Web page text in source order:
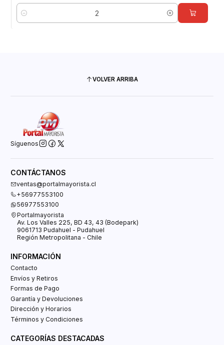
Cantidad
VOLVER ARRIBA
Síguenos
CONTÁCTANOS
ventas@portalmayorista.cl
+56977553100
56977553100
Portalmayorista
Av. Los Valles 225, BD 43, 43 (Bodepark)
9061713 Pudahuel - Pudahuel
Región Metropolitana - Chile
INFORMACIÓN
Contacto
Envíos y Retiros
Formas de Pago
Garantía y Devoluciones
Dirección y Horarios
Términos y Condiciones
CATEGORÍAS DESTACADAS